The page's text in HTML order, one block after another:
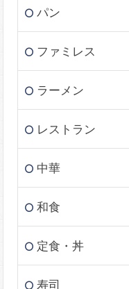
パン
ファミレス
ラーメン
レストラン
中華
和食
定食・丼
寿司